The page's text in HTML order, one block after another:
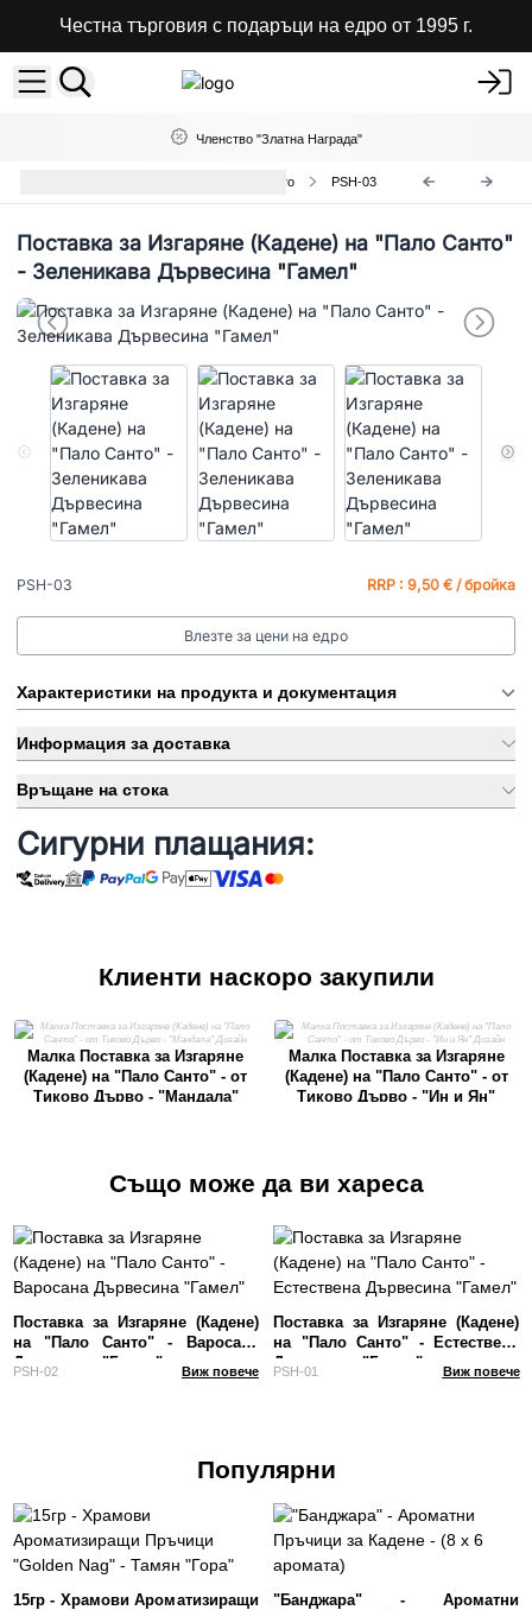
Честна търговия с подаръци на едро от 1995 г.
Членство "Златна Награда"
Поставки за Кадене на Пало Санто PSH-03
Поставка за Изгаряне (Кадене) на "Пало Санто"
- Зеленикава Дървесина "Гамел"
PSH-03 RRP : 9,50 € / бройка
Влезте за цени на едро
Характеристики на продукта и документация
Информация за доставка
Връщане на стока
Сигурни плащания:
Клиенти наскоро закупили
Малка Поставка за Изгаряне
(Кадене) на "Пало Санто" - от
Тиково Дърво - "Мандала"
Малка Поставка за Изгаряне
(Кадене) на "Пало Санто" - от
Тиково Дърво - "Ин и Ян"
Също може да ви хареса
Поставка за Изгаряне (Кадене)
на "Пало Санто" - Варосана
Дървесина "Гамел"
PSH-02 Виж повече
Поставка за Изгаряне (Кадене)
на "Пало Санто" - Естествена
Дървесина "Гамел"
PSH-01 Виж повече
Популярни
15гр - Храмови Ароматизиращи
"Банджара" - Ароматни